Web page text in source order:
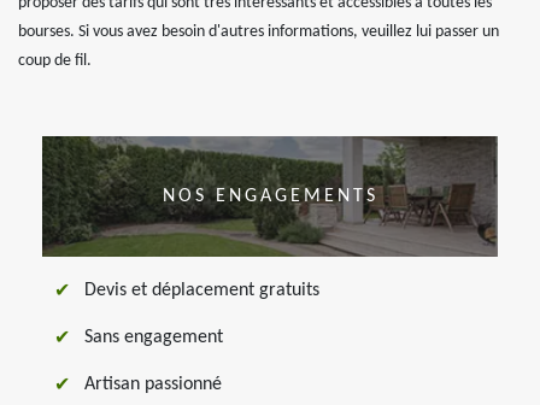
bourses. Si vous avez besoin d'autres informations, veuillez lui passer un
coup de fil.
NOS ENGAGEMENTS
Devis et déplacement gratuits
Sans engagement
Artisan passionné